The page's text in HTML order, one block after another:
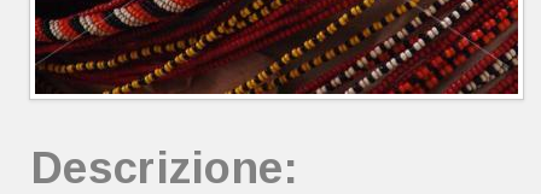
Descrizione: